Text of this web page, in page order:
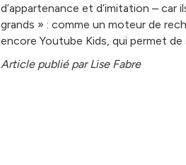
d’appartenance et d’imitation –
grands » : comme un moteur de
encore Youtube Kids, qui permet
Article publié par Lise Fabre